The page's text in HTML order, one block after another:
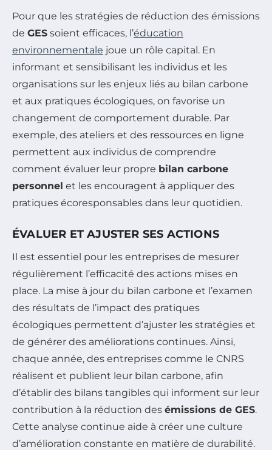
Pour que les stratégies de réduction des émissions
de GES soient efficaces, l’éducation
environnementale joue un rôle capital. En
informant et sensibilisant les individus et les
organisations sur les enjeux liés au bilan carbone
et aux pratiques écologiques, on favorise un
changement de comportement durable. Par
exemple, des ateliers et des ressources en ligne
permettent aux individus de comprendre
comment évaluer leur propre bilan carbone
personnel et les encouragent à appliquer des
pratiques écoresponsables dans leur quotidien.
ÉVALUER ET AJUSTER SES ACTIONS
Il est essentiel pour les entreprises de mesurer
régulièrement l’efficacité des actions mises en
place. La mise à jour du bilan carbone et l’examen
des résultats de l’impact des pratiques
écologiques permettent d’ajuster les stratégies et
de générer des améliorations continues. Ainsi,
chaque année, des entreprises comme le CNRS
réalisent et publient leur bilan carbone, afin
d’établir des bilans tangibles qui informent sur leur
contribution à la réduction des émissions de GES.
Cette analyse continue aide à créer une culture
d’amélioration constante en matière de durabilité.